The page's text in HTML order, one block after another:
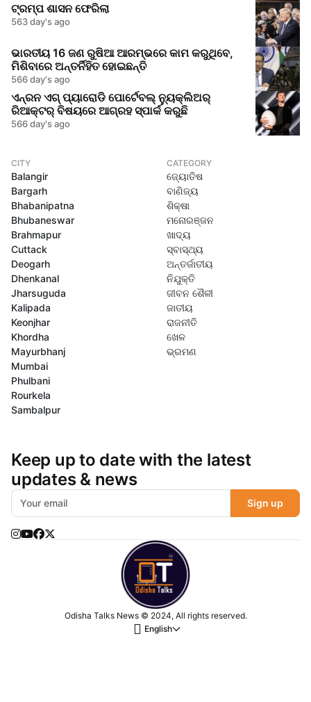
ଟ୍ରମ୍ପ ଶାସନ ଫେରିଲା
563 day's ago
ଭାରତୀୟ 16 ଜଣ ରୁଷିଆ ଆରମ୍ଭରେ କାମ କରୁଥିବେ,
ମିଶିବାରେ ଅନ୍ତର୍ନିହିତ ହୋଇଛନ୍ତି
566 day's ago
ଏନ୍ରନ ଏଗ୍ ପ୍ୟାରୋଡି ପୋର୍ଟେବଲ୍ ନ୍ୟୁକ୍ଲିଅର୍
ରିଆକ୍ଟର୍ ବିଷୟରେ ଆଗ୍ରହ ସ୍ପାର୍କ କରୁଛି
566 day's ago
CITY
Balangir
Bargarh
Bhabanipatna
Bhubaneswar
Brahmapur
Cuttack
Deogarh
Dhenkanal
Jharsuguda
Kalipada
Keonjhar
Khordha
Mayurbhanj
Mumbai
Phulbani
Rourkela
Sambalpur
CATEGORY
ଜ୍ୟୋତିଷ
ବାଣିଜ୍ୟ
ଶିକ୍ଷା
ମନୋରଞ୍ଜନ
ଖାଦ୍ୟ
ସ୍ବାସ୍ଥ୍ୟ
ଅନ୍ତର୍ଜାତୀୟ
ନିଯୁକ୍ତି
ଜୀବନ ଶୈଳୀ
ଜାତୀୟ
ରାଜନୀତି
ଖେଳ
ଭ୍ରମଣ
Keep up to date with the latest
updates & news
Sign up
Odisha Talks News © 2024, All rights reserved.
English